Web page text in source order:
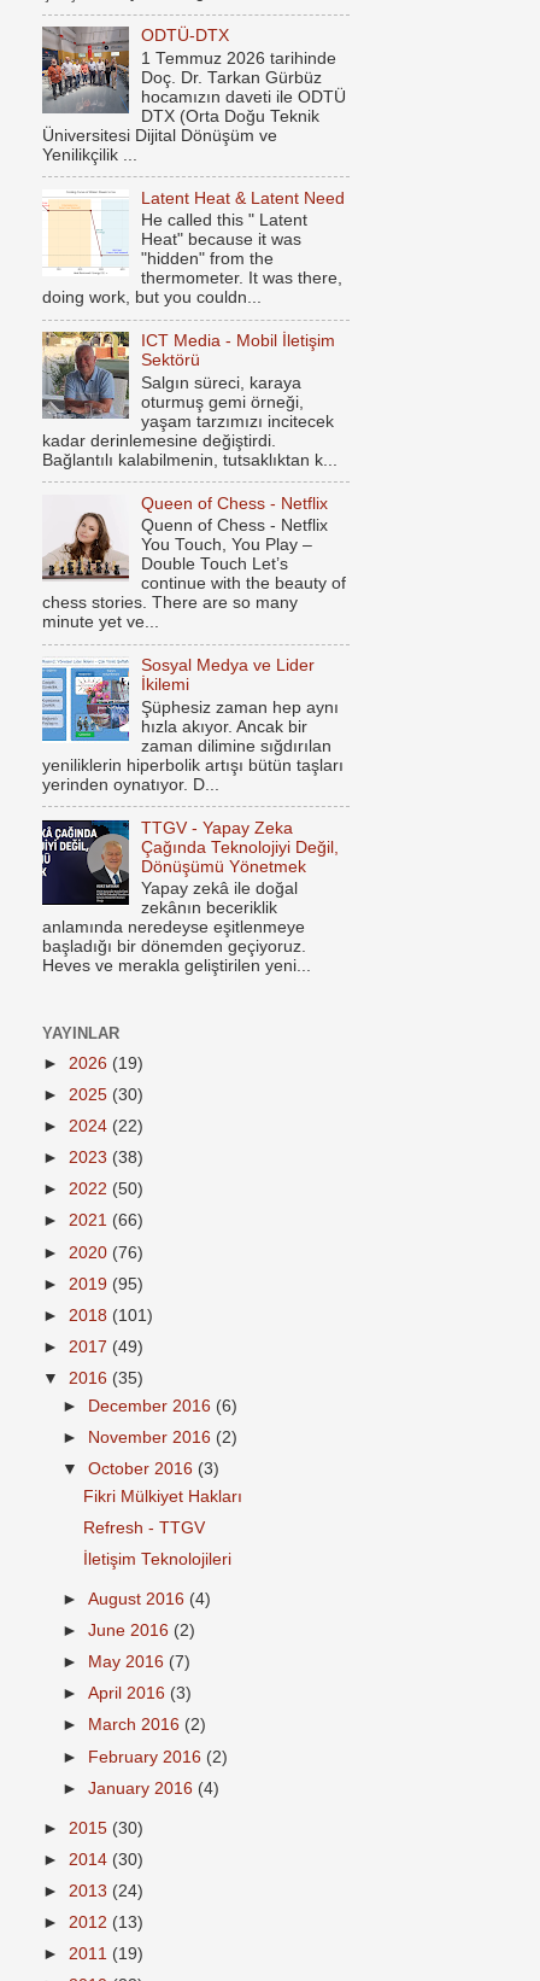
ODTÜ-DTX
1 Temmuz 2026 tarihinde
Doç. Dr. Tarkan Gürbüz
hocamızın daveti ile ODTÜ
DTX (Orta Doğu Teknik
Üniversitesi Dijital Dönüşüm ve
Yenilikçilik ...
Latent Heat & Latent Need
He called this " Latent
Heat" because it was
"hidden" from the
thermometer. It was there,
doing work, but you couldn...
ICT Media - Mobil İletişim
Sektörü
Salgın süreci, karaya
oturmuş gemi örneği,
yaşam tarzımızı incitecek
kadar derinlemesine değiştirdi.
Bağlantılı kalabilmenin, tutsaklıktan k...
Queen of Chess - Netflix
Quenn of Chess - Netflix
You Touch, You Play –
Double Touch Let’s
continue with the beauty of
chess stories. There are so many
minute yet ve...
Sosyal Medya ve Lider
İkilemi
Şüphesiz zaman hep aynı
hızla akıyor. Ancak bir
zaman dilimine sığdırılan
yeniliklerin hiperbolik artışı bütün taşları
yerinden oynatıyor. D...
TTGV - Yapay Zeka
Çağında Teknolojiyi Değil,
Dönüşümü Yönetmek
Yapay zekâ ile doğal
zekânın beceriklik
anlamında neredeyse eşitlenmeye
başladığı bir dönemden geçiyoruz.
Heves ve merakla geliştirilen yeni...
YAYINLAR
► 2026 (19)
► 2025 (30)
► 2024 (22)
► 2023 (38)
► 2022 (50)
► 2021 (66)
► 2020 (76)
► 2019 (95)
► 2018 (101)
► 2017 (49)
▼ 2016 (35)
►
December 2016 (6)
►
November 2016 (2)
▼October 2016 (3)
Fikri Mülkiyet Hakları
Refresh - TTGV
İletişim Teknolojileri
►August 2016 (4)
►June 2016 (2)
►
May 2016 (7)
►April 2016 (3)
►
March 2016 (2)
► February 2016 (2)
►January 2016 (4)
► 2015 (30)
► 2014 (30)
► 2013 (24)
► 2012 (13)
► 2011 (19)